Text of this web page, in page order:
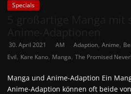
Specials
30. April 2021 AM Adaption, Anime,
Evil, Kare Kano, Manga, The Promised
Manga und Anime-Adaption Ein
Anime-Adaption können oft beide